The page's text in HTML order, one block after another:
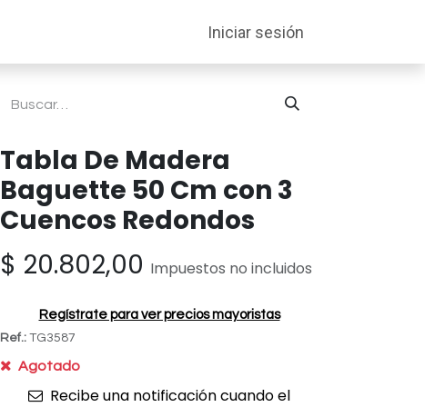
Iniciar sesión
Tabla De Madera
Baguette 50 Cm con 3
Cuencos Redondos
$ 20.802,00 Impuestos no incluidos
Regístrate para ver precios mayoristas
Ref.: TG3587
Agotado
Recibe una notificación cuando el